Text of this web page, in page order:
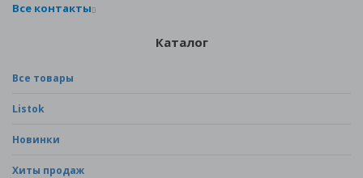
Все контакты
Каталог
Все товары
Listok
Новинки
Хиты продаж